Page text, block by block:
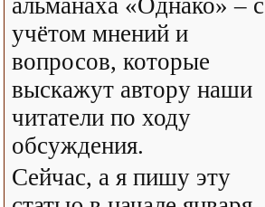
альманаха «Однако» – с
учётом мнений и
вопросов, которые
выскажут автору наши
читатели по ходу
обсуждения.
Сейчас, а я пишу эту